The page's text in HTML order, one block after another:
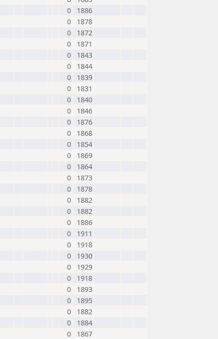
0
1886
0
1878
0
1872
0
1871
0
1843
0
1844
0
1839
0
1831
0
1840
0
1846
0
1876
0
1868
0
1854
0
1869
0
1864
0
1873
0
1878
0
1882
0
1882
0
1886
0
1911
0
1918
0
1930
0
1929
0
1918
0
1893
0
1895
0
1882
0
1884
0
1867